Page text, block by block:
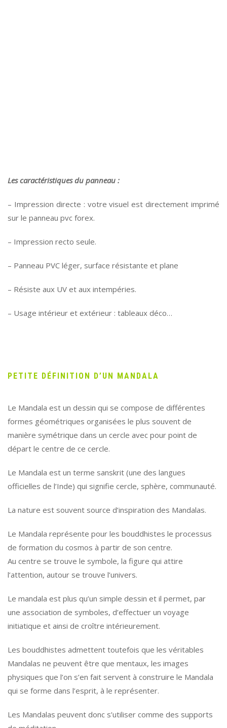
Les caractéristiques du panneau :
– Impression directe : votre visuel est directement imprimé
sur le panneau pvc forex.
– Impression recto seule.
– Panneau PVC léger, surface résistante et plane
– Résiste aux UV et aux intempéries.
– Usage intérieur et extérieur : tableaux déco…
PETITE DÉFINITION D’UN MANDALA
Le Mandala est un dessin qui se compose de différentes
formes géométriques organisées le plus souvent de
manière symétrique dans un cercle avec pour point de
départ le centre de ce cercle.
Le Mandala est un terme sanskrit (une des langues
officielles de l’Inde) qui signifie cercle, sphère, communauté.
La nature est souvent source d’inspiration des Mandalas.
Le Mandala représente pour les bouddhistes le processus
de formation du cosmos à partir de son centre.
Au centre se trouve le symbole, la figure qui attire
l’attention, autour se trouve l’univers.
Le mandala est plus qu’un simple dessin et il permet, par
une association de symboles, d’effectuer un voyage
initiatique et ainsi de croître intérieurement.
Les bouddhistes admettent toutefois que les véritables
Mandalas ne peuvent être que mentaux, les images
physiques que l’on s’en fait servent à construire le Mandala
qui se forme dans l’esprit, à le représenter.
Les Mandalas peuvent donc s’utiliser comme des supports